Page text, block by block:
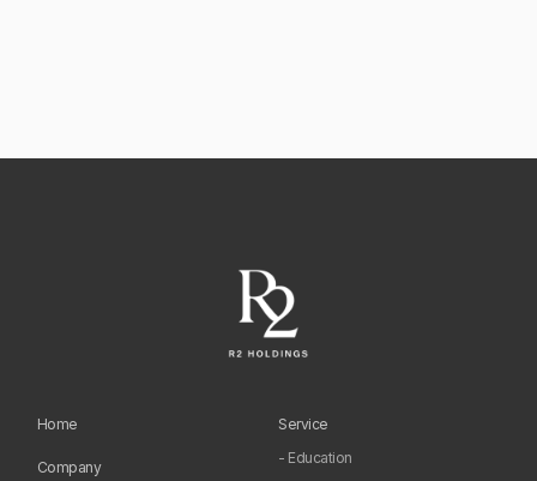
Home
Company
Service
- Education